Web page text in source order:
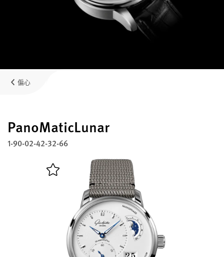
格拉蘇蒂原創品牌
MyAccount
服務
保固、維修以及修復工作室
聯絡方式
與我們取得聯繫
English Deutsch
偏心
PanoMaticLunar
1-90-02-42-32-66